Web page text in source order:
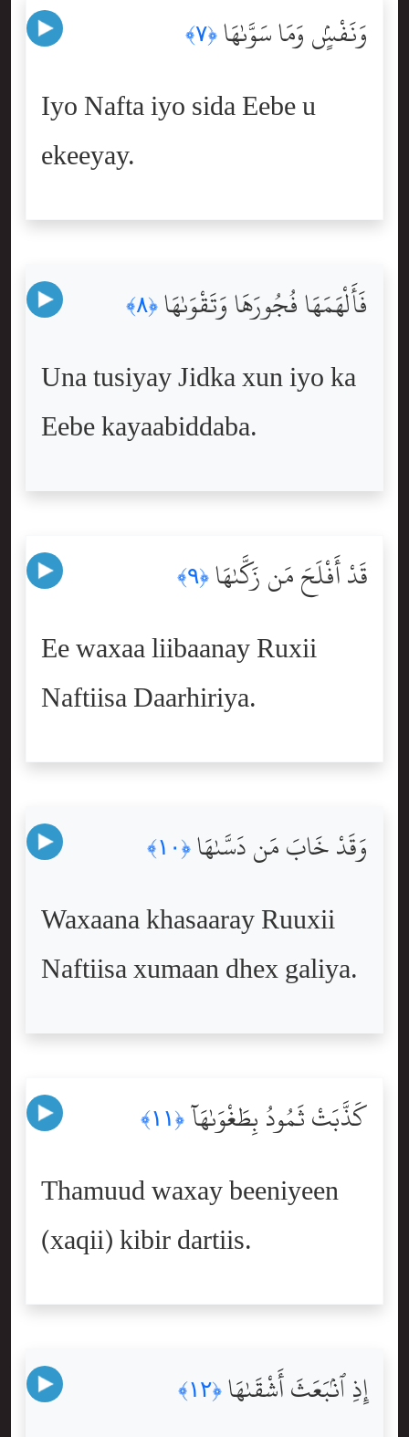
وَنَفْسٍۢ وَمَا سَوَّىٰهَا ﴿٧﴾
Iyo Nafta iyo sida Eebe u
ekeeyay.
فَأَلْهَمَهَا فُجُورَهَا وَتَقْوَىٰهَا ﴿٨﴾
Una tusiyay Jidka xun iyo ka
Eebe kayaabiddaba.
قَدْ أَفْلَحَ مَن زَكَّىٰهَا ﴿٩﴾
Ee waxaa liibaanay Ruxii
Naftiisa Daarhiriya.
وَقَدْ خَابَ مَن دَسَّىٰهَا ﴿١٠﴾
Waxaana khasaaray Ruuxii
Naftiisa xumaan dhex galiya.
كَذَّبَتْ ثَمُودُ بِطَغْوَىٰهَآ ﴿١١﴾
Thamuud waxay beeniyeen
(xaqii) kibir dartiis.
إِذِ ٱنۢبَعَثَ أَشْقَىٰهَا ﴿١٢﴾